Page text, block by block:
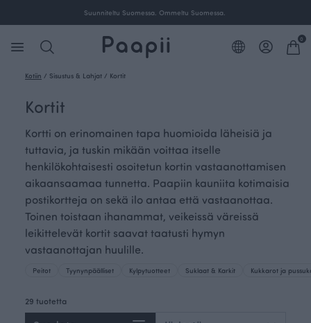
Ilmainen toimitus yli 100 € tilauksille Suomessa.
0
Kotiin / Sisustus & Lahjat / Kortit
Kortit
Kortti on erinomainen tapa huomioida läheisiä ja
tuttavia, ja tuskin mikään voittaa itselle
henkilökohtaisesti osoitetun kortin vastaanottamisen
aikaansaamaa tunnetta. Paapiin kauniita kotimaisia
postikortteja on sekä ilo antaa että vastaanottaa.
Toinen toistaan ihanammat, veikeissä väreissä
leikittelevät kortit saavat taatusti hymyn
vastaanottajan huulille.
Peitot Tyynynpäälliset Kylpytuotteet Suklaat & Karkit Kukkarot ja
29 tuotetta